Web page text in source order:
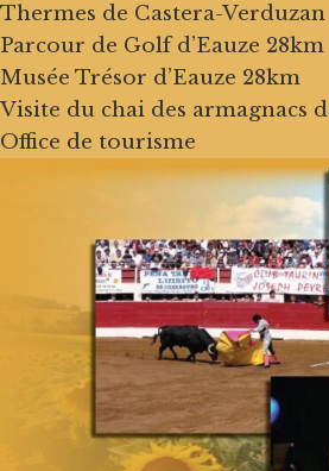
Thermes de Castera-
Parcour de Golf d’Eauze 28km
Musée Trésor d’Eauze 28km
Visite du chai des armagnacs
Office de tourisme